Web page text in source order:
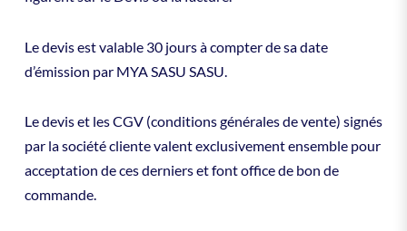
Le devis est valable 30 jours à compter de sa date
d’émission par MYA SASU SASU.
Le devis et les CGV (conditions générales de vente) signés
par la société cliente valent exclusivement ensemble pour
acceptation de ces derniers et font office de bon de
commande.